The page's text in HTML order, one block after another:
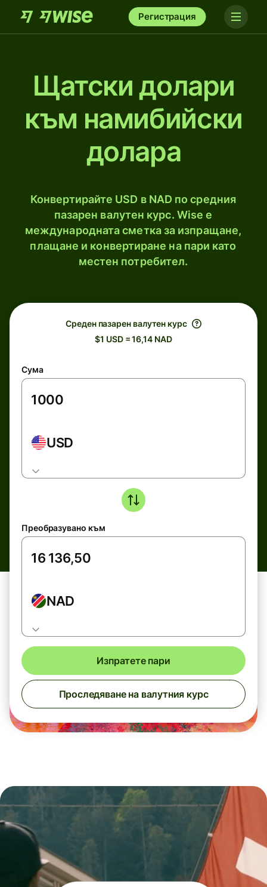
Регистрация
Щатски долари
към намибийски
долара
Конвертирайте USD в NAD по средния
пазарен валутен курс. Wise е
международната сметка за изпращане,
плащане и конвертиране на пари като
местен потребител.
Среден пазарен валутен курс
$1 USD = 16,14 NAD
Сума
USD
Преобразувано към
NAD
Изпратете пари
Проследяване на валутния курс